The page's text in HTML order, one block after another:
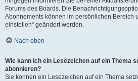
Forums des Boards. Die
Abonnements können im persönlichen Bereich
einstellen“ geändert werden.
Nach oben
Wie kann ich ein Lesezeichen auf ein Thema
abonnieren?
Sie können ein Lesezeichen auf ein Thema